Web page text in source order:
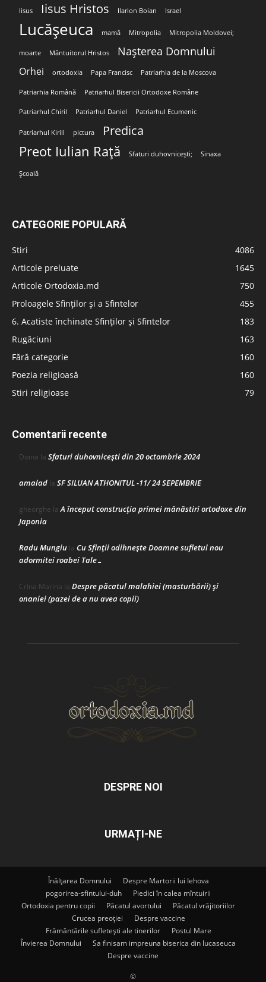
Iisus Iisus Hristos Ilarion Boian Israel
Lucășeuca mamă Mitropolia Mitropolia Moldovei;
moarte Mântuitorul Hristos Nașterea Domnului
Orhei ortodoxia Papa Francisc Patriarhia de la Moscova
Patriarhia Română Patriarhul Bisericii Ortodoxe Române
Patriarhul Chiril Patriarhul Daniel Patriarhul Ecumenic
Patriarhul Kirill pictura Predica
Preot Iulian Rață Sfaturi duhovnicești; Sinaxa
Școală
CATEGORIE POPULARĂ
Stiri
4086
Articole preluate
1645
Articole Ortodoxia.md
750
Proloagele Sfinților și a Sfintelor
455
6. Acatiste închinate Sfinților și Sfintelor
183
Rugăciuni
163
Fără categorie
160
Poezia religioasă
160
Stiri religioase
79
Comentarii recente
Doina la Sfaturi duhovnicești din 20 octombrie 2024
amalad la SF SILUAN ATHONITUL -11/ 24 SEPEMBRIE
gheorghe laA început construcţia primei mănăstiri ortodoxe din
Japonia
Radu Mungiu la Cu Sfinții odihnește Doamne sufletul nou
adormitei roabei Tale…
Crina Marina la Despre păcatul malahiei (masturbării) şi
onaniei (pazei de a nu avea copii)
DESPRE NOI
URMAȚI-NE
Înălțarea Domnului
Despre Martorii lui Iehova
pogorirea-sfintului-duh
Piedici în calea mîntuirii
Ortodoxia pentru copii
Păcatul avortului
Păcatul vrăjitoriilor
Crucea preoției
Despre vaccine
Frământările sufletești ale tinerilor
Postul Mare
Învierea Domnului
Sa finisam impreuna biserica din lucaseuca
Despre vaccine
©